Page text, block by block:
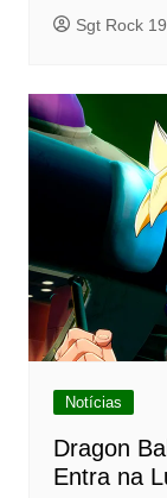
Sgt Rock
Notícias
Dragon
Entra na